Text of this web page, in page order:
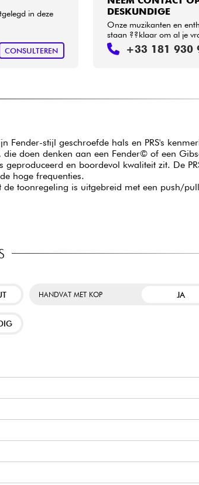
in deze
CONSULTEREN
DESKUNDIGE
Onze muzikanten en
staan ??klaar om al je
+33 181 930
stijl geschroefde hals en PRS's
doen denken aan een Fender© of een
en boordevol kwaliteit zit. De
hoge frequenties.
de toonregeling is uitgebreid met een push/
HANDVAT MET KOP JA